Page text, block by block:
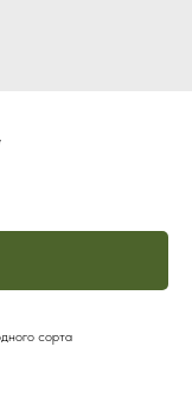
сорта